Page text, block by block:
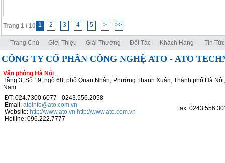
Trang 1 / 10 1 2 3 4 5 > >>
Trang Chủ Giới Thiệu Giải Thưởng Đối Tác Khách Hàng Tin Tức
CÔNG TY CỔ PHẦN CÔNG NGHỆ ATO - ATO
Văn phòng Hà Nội
Tầng 3, Số 19, ngõ 68, phố Quan Nhân, Phường Thanh Xuân, Thành phố Hà
Nam
ĐT: 024.7300.6077 - 0243.556.2058
Email: atoinfo@ato.com.vn
Website: http://www.ato.vn http://www.ato.com.vn
Hotline: 096.222.7777
Fax: